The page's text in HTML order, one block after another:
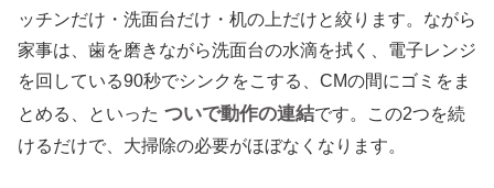
ッチンだけ・洗面台だけ・机の上だけと絞ります。ながら
家事は、歯を磨きながら洗面台の水滴を拭く、電子レンジ
を回している90秒でシンクをこする、CMの間にゴミをま
とめる、といった ついで動作の連結です。この2つを続
けるだけで、大掃除の必要がほぼなくなります。